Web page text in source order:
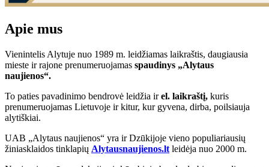
Apie mus
Vienintelis Alytuje nuo 1989 m. leidžiamas laikraštis, daugiausia
mieste ir rajone prenumeruojamas spaudinys „Alytaus
naujienos“.
To paties pavadinimo bendrovė leidžia irel. laikraštį, kuris
prenumeruojamas Lietuvoje ir kitur, kur gyvena, dirba, poilsiauja
alytiškiai.
UAB „Alytaus naujienos“ yra ir Dzūkijoje vieno populiariausių
žiniasklaidos tinklapių Alytausnaujienos.lt leidėja nuo 2000 m.